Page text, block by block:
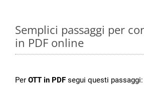
Semplici passaggi per
in PDF online
Per OTT in PDF segui questi passaggi: